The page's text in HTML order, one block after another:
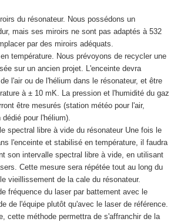
du résonateur. Nous possédons un
mais ses miroirs ne sont pas adaptés à 532
par des miroirs adéquats.
température. Nous prévoyons de recycler une
sur un ancien projet. L'enceinte devra
l'air ou de l'hélium dans le résonateur, et être
à ± 10 mK. La pression et l'humidité du gaz
être mesurés (station météo pour l'air,
pour l'hélium).
spectral libre à vide du résonateur Une fois le
l'enceinte et stabilisé en température, il faudra
son intervalle spectral libre à vide, en utilisant
Cette mesure sera répétée tout au long du
vieillissement de la cale du résonateur.
fréquence du laser par battement avec le
de l'équipe plutôt qu'avec le laser de référence.
cette méthode permettra de s'affranchir de la